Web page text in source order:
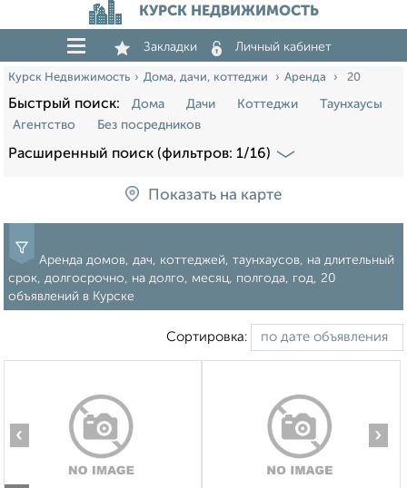
КУРСК НЕДВИЖИМОСТЬ
Закладки Личный кабинет
Курск Недвижимость Дома, дачи, коттеджи Аренда 20
Быстрый поиск: Дома Дачи Коттеджи
Таунхаусы
Агентство
Без посредников
Расширенный поиск (фильтров: 1/16)
Показать на карте
Аренда домов, дач, коттеджей, таунхаусов, на длительный
срок, долгосрочно, на долго, месяц, полгода, год, 20
объявлений в Курске
Сортировка:
‹ ›